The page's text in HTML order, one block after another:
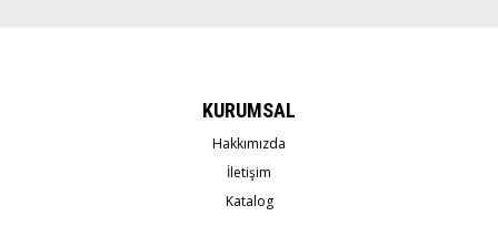
KURUMSAL
Hakkımızda
İletişim
Katalog